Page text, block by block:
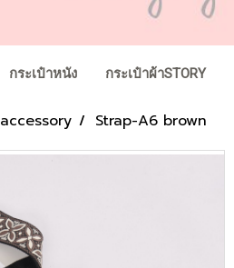
กระเป๋าหนัง กระเป๋าผ้าSTORY
accessory Strap-A6 brown